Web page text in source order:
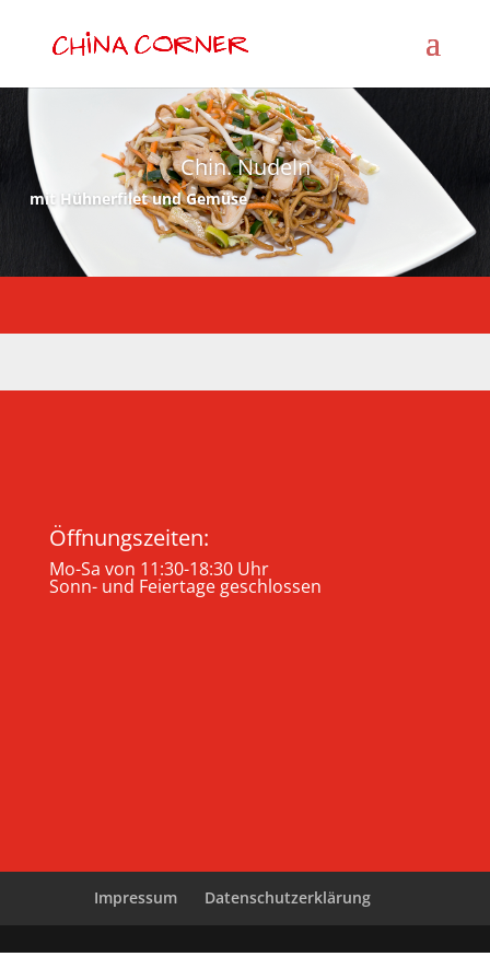
Chin. Nudeln
mit Hühnerfilet und Gemüse
Öffnungszeiten:
Mo-Sa von 11:30-18:30 Uhr
Sonn- und Feiertage geschlossen
Impressum Datenschutzerklärung